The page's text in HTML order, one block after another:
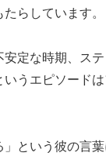
らしています。
定な時期、ス
いうエピソード
」という彼の言